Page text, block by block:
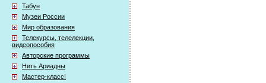
Табун
Музеи России
Мир образования
Телекурсы, телелекции,
видеопособия
Авторские программы
Нить Ариадны
Мастер-класс!